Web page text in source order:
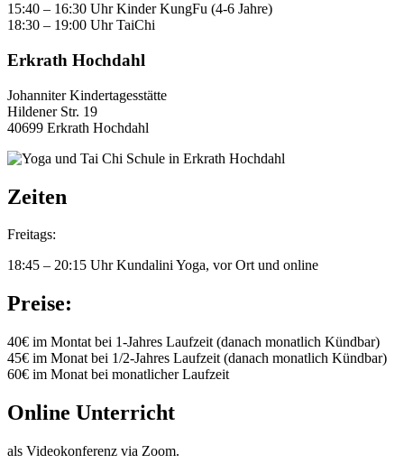
15:40 – 16:30 Uhr Kinder KungFu (4-6 Jahre)
18:30 – 19:00 Uhr TaiChi
Erkrath Hochdahl
Johanniter Kindertagesstätte
Hildener Str. 19
40699 Erkrath Hochdahl
Zeiten
Freitags:
18:45 – 20:15 Uhr Kundalini Yoga, vor Ort und online
Preise:
40€ im Montat bei 1-Jahres Laufzeit (danach monatlich Kündbar)
45€ im Monat bei 1/2-Jahres Laufzeit (danach monatlich Kündbar)
60€ im Monat bei monatlicher Laufzeit
Online Unterricht
als Videokonferenz via Zoom.